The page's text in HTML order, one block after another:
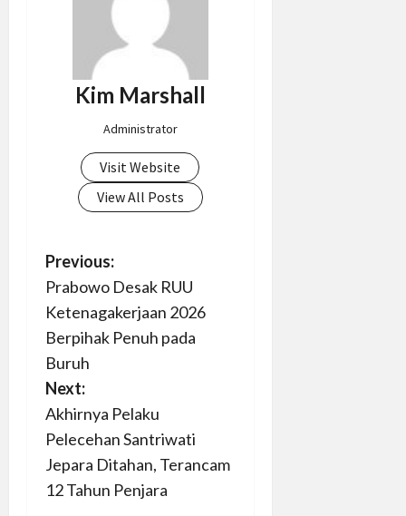
Kim Marshall
Administrator
Visit Website
View All Posts
P
o
s
t
n
a
v
Previous:
Prabowo Desak RUU
Ketenagakerjaan 2026
Berpihak Penuh pada
Buruh
Next:
Akhirnya Pelaku
Pelecehan Santriwati
Jepara Ditahan, Terancam
12 Tahun Penjara